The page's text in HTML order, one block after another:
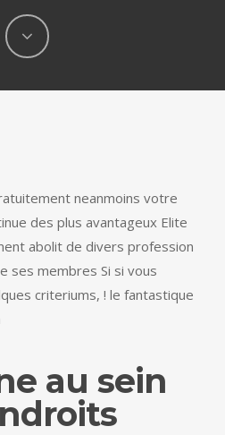
neanmoins votre
des plus avantageux Elite
abolit de divers profession
ses membres Si si vous
criteriums, ! le fantastique
au sein